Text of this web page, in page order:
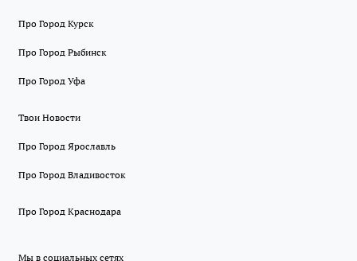
Про Город Курск
Про Город Рыбинск
Про Город Уфа
Твои Новости
Про Город Ярославль
Про Город Владивосток
Про Город Краснодара
Мы в социальных сетях